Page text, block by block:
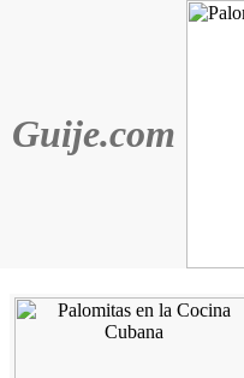
Guije.com